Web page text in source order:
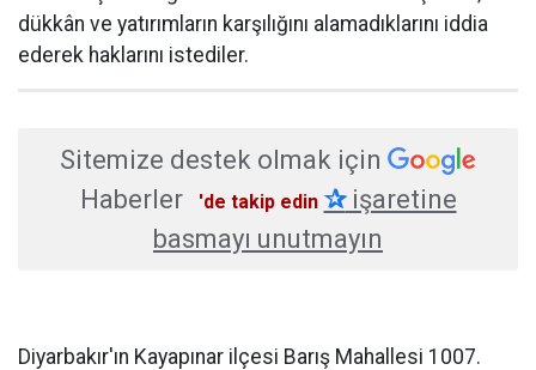
dükkân ve yatırımların karşılığını alamadıklarını iddia
ederek haklarını istediler.
Sitemize destek olmak için
Haberler
'de takip edin ✰işaretine
basmayı unutmayın
Diyarbakır'ın Kayapınar ilçesi Barış Mahallesi 1007.